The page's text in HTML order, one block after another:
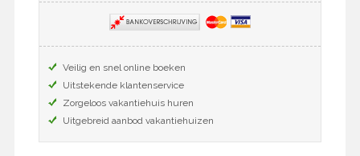
Veilig en snel online boeken
Uitstekende klantenservice
Zorgeloos vakantiehuis huren
Uitgebreid aanbod vakantiehuizen